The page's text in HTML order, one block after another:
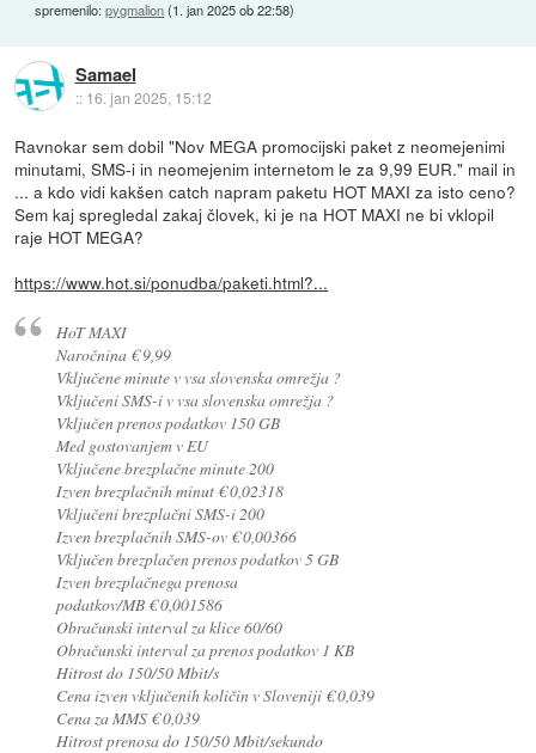
spremenilo:pygmalion(1. jan 2025 ob 22:58)
Samael
:: 16. jan 2025, 15:12
Ravnokar sem dobil "Nov MEGA promocijski paket z neomejenimi
minutami, SMS-i in neomejenim internetom le za 9,99 EUR." mail in
... a kdo vidi kakšen catch napram paketu HOT MAXI za isto ceno?
Sem kaj spregledal zakaj človek, ki je na HOT MAXI ne bi vklopil
raje HOT MEGA?
https://www.hot.si/ponudba/paketi.html?...
HoT MAXI
Naročnina € 9,99
Vključene minute v vsa slovenska omrežja ?
Vključeni SMS-i v vsa slovenska omrežja ?
Vključen prenos podatkov 150 GB
Med gostovanjem v EU
Vključene brezplačne minute 200
Izven brezplačnih minut € 0,02318
Vključeni brezplačni SMS-i 200
Izven brezplačnih SMS-ov € 0,00366
Vključen brezplačen prenos podatkov 5 GB
Izven brezplačnega prenosa
podatkov/MB € 0,001586
Obračunski interval za klice 60/60
Obračunski interval za prenos podatkov 1 KB
Hitrost do 150/50 Mbit/s
Cena izven vključenih količin v Sloveniji € 0,039
Cena za MMS € 0,039
Hitrost prenosa do 150/50 Mbit/sekundo